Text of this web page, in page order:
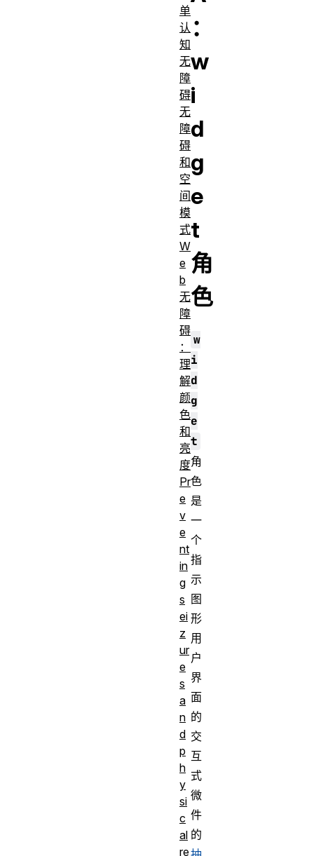
：
w
i
d
g
e
t
角
色
w
i
d
g
e
t
角
色
是
一
个
指
示
图
形
用
户
界
面
的
交
互
式
微
件
的
单
认
知
无
障
碍
无
障
碍
和
空
间
模
式
W
e
b
无
障
碍
：
理
解
颜
色
和
亮
度
Pr
e
v
e
nt
in
g
s
ei
z
ur
e
s
a
n
d
p
h
y
si
c
al
re